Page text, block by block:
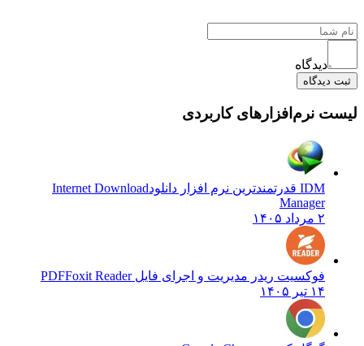
دیدگاه
نرم‌افزارهای کاربردی
Internet Download
Manager
فوکسیت ریدر مدیریت و اجرای فایل PDF Foxit Reader